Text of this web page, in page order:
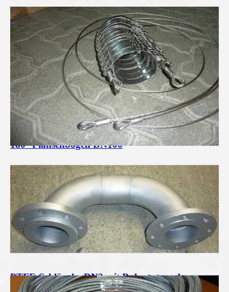
Schlauchfangsicherung
180° Flanschbogen DN100
PTFE-Schläuche DN3 mit Rohrstutzen 4mm